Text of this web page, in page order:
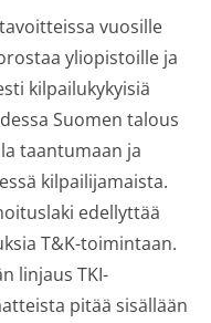
vuosille
yliopistoille ja
kilpailukykyisiä
Suomen talous
taantumaan ja
kilpailijamaista.
edellyttää
T&K-toimintaan.
linjaus TKI-
pitää sisällään